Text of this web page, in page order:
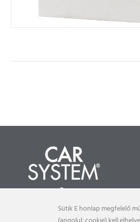
Sütik E honlap megfelelő